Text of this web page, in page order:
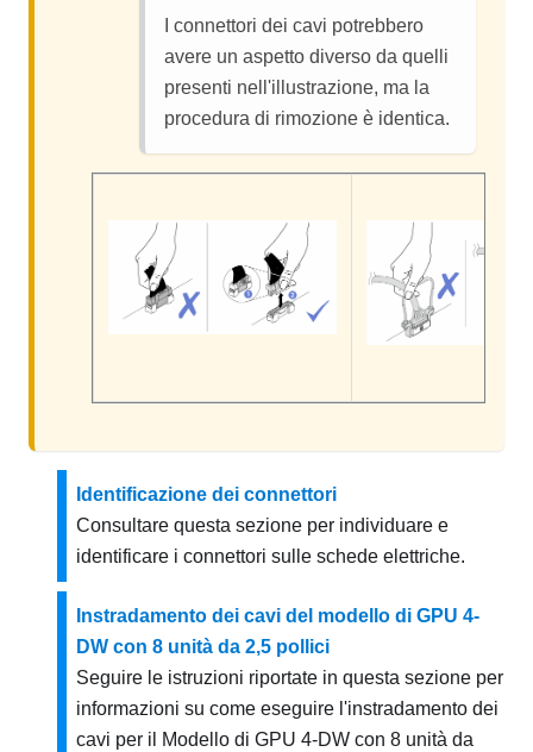
I connettori dei cavi potrebbero
avere un aspetto diverso da quelli
presenti nell'illustrazione, ma la
procedura di rimozione è identica.
Identificazione dei connettori
Consultare questa sezione per individuare e
identificare i connettori sulle schede elettriche.
Instradamento dei cavi del modello di GPU 4-
DW con 8 unità da 2,5 pollici
Seguire le istruzioni riportate in questa sezione per
informazioni su come eseguire l'instradamento dei
cavi per il
Modello di GPU 4-DW con 8 unità da